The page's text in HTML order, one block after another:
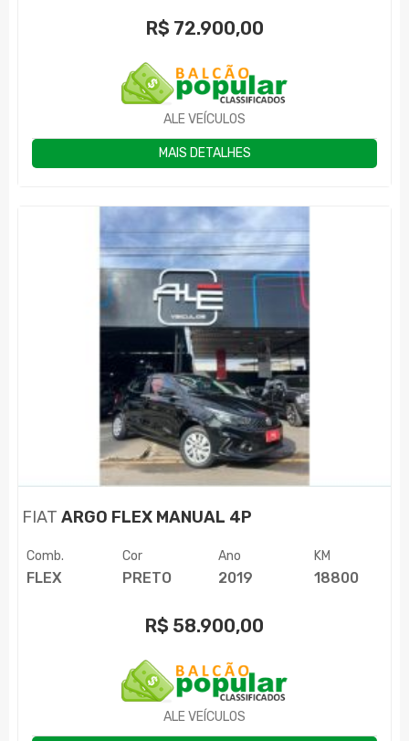
R$ 72.900,00
ALE VEÍCULOS
MAIS DETALHES
FIAT ARGO FLEX MANUAL 4P
Comb.
FLEX
Cor
PRETO
Ano
2019
KM
18800
R$ 58.900,00
ALE VEÍCULOS